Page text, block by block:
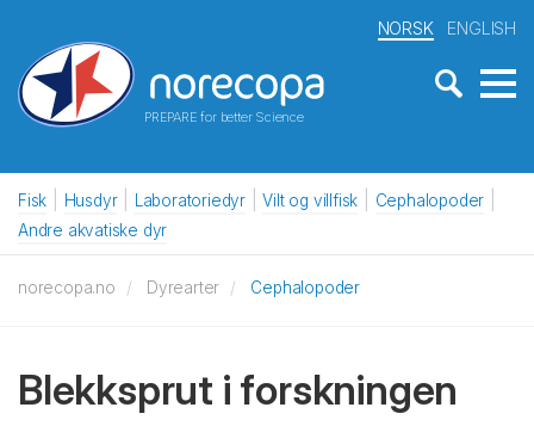
PREPARE for better Science
NORSK ENGLISH
Fisk Husdyr Laboratoriedyr Vilt og villfisk
Cephalopoder
Andre akvatiske dyr
norecopa.no Dyrearter Cephalopoder
Blekksprut i forskningen